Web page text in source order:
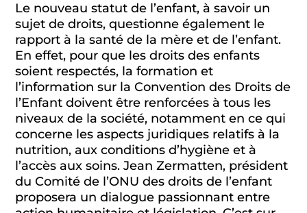
Le nouveau statut de l’enfant, à savoir un
sujet de droits, questionne également le
rapport à la santé de la mère et de l’enfant.
En effet, pour que les droits des enfants
soient respectés, la formation et
l’information sur la Convention des Droits de
l’Enfant doivent être renforcées à tous les
niveaux de la société, notamment en ce qui
concerne les aspects juridiques relatifs à la
nutrition, aux conditions d’hygiène et à
l’accès aux soins. Jean Zermatten, président
du Comité de l’ONU des droits de l’enfant
proposera un dialogue passionnant entre